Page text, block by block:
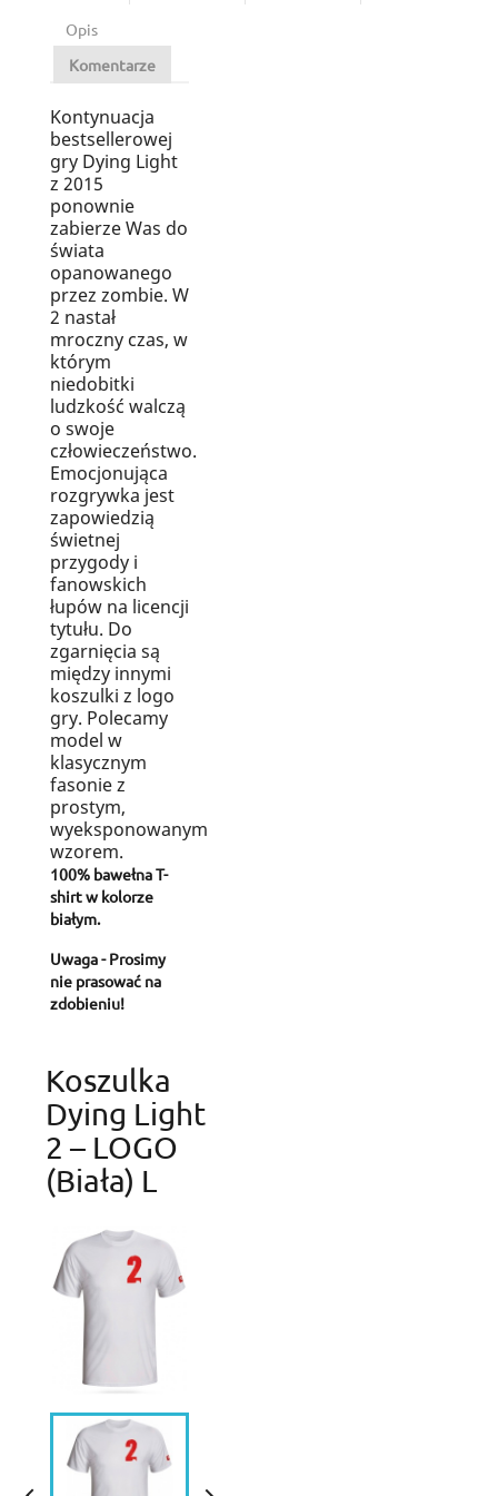
Opis
Komentarze
Kontynuacja
bestsellerowej
gry Dying Light
z 2015
ponownie
zabierze Was do
świata
opanowanego
przez zombie. W
2 nastał
mroczny czas, w
którym
niedobitki
ludzkość walczą
o swoje
człowieczeństwo.
Emocjonująca
rozgrywka jest
zapowiedzią
świetnej
przygody i
fanowskich
łupów na licencji
tytułu. Do
zgarnięcia są
między innymi
koszulki z logo
gry. Polecamy
model w
klasycznym
fasonie z
prostym,
wyeksponowanym
wzorem.
100% bawełna T-
shirt w kolorze
białym.
Uwaga - Prosimy
nie prasować na
zdobieniu!
Koszulka
Dying Light
2 – LOGO
(Biała) L